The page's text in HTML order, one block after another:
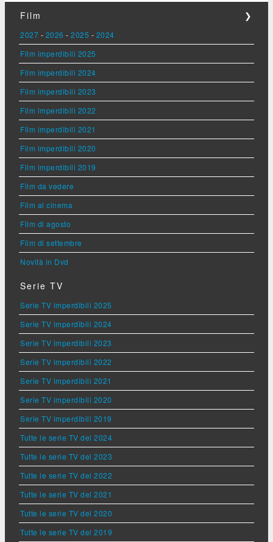
Film ❯
2027 - 2026 - 2025 - 2024
Film imperdibili 2025
Film imperdibili 2024
Film imperdibili 2023
Film imperdibili 2022
Film imperdibili 2021
Film imperdibili 2020
Film imperdibili 2019
Film da vedere
Film al cinema
Film di agosto
Film di settembre
Novità in Dvd
Serie TV
Serie TV imperdibili 2025
Serie TV imperdibili 2024
Serie TV imperdibili 2023
Serie TV imperdibili 2022
Serie TV imperdibili 2021
Serie TV imperdibili 2020
Serie TV imperdibili 2019
Tutte le serie TV del 2024
Tutte le serie TV del 2023
Tutte le serie TV del 2022
Tutte le serie TV del 2021
Tutte le serie TV del 2020
Tutte le serie TV del 2019